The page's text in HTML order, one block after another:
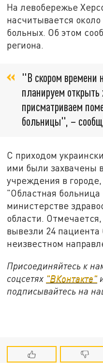
На левобережье
насчитывается
больных. Об этом
региона.
"В скором времени
планируем открыть
присматриваем
больницы", –
С приходом
ими были захвачены
учреждения в
"Областная
министерстве
области.
вывезли 24
неизвестном
Присоединяйтесь к
соцсетях "ВКонтакте"
подписывайтесь на